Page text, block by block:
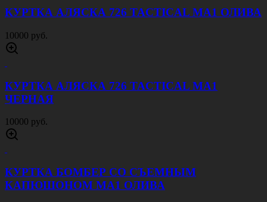
КУРТКА АЛЯСКА 726 TACTICAL MA1 ОЛИВА
10000 руб.
КУРТКА АЛЯСКА 726 TACTICAL MA1
ЧЕРНАЯ
10000 руб.
КУРТКА БОМБЕР СО СЪЕМНЫМ
КАПЮШОНОМ MA1 ОЛИВА